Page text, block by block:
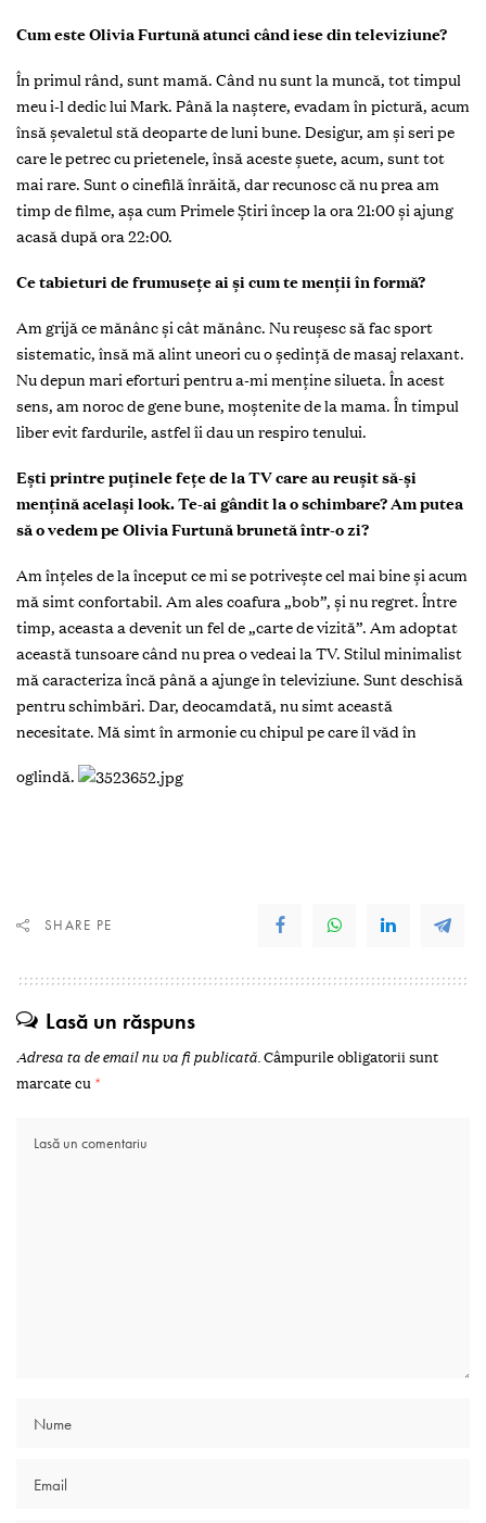
Cum este Olivia Furtună atunci când iese din televiziune?
În primul rând, sunt mamă. Când nu sunt la muncă, tot timpul
meu i-l dedic lui Mark. Până la naştere, evadam în pictură, acum
însă şevaletul stă deoparte de luni bune. Desigur, am şi seri pe
care le petrec cu prietenele, însă aceste șuete, acum, sunt tot
mai rare. Sunt o cinefilă înrăită, dar recunosc că nu prea am
timp de filme, aşa cum Primele Ştiri încep la ora 21:00 şi ajung
acasă după ora 22:00.
Ce tabieturi de frumuseţe ai şi cum te menţii în formă?
Am grijă ce mănânc şi cât mănânc. Nu reuşesc să fac sport
sistematic, însă mă alint uneori cu o şedinţă de masaj relaxant.
Nu depun mari eforturi pentru a-mi menţine silueta. În acest
sens, am noroc de gene bune, moştenite de la mama. În timpul
liber evit fardurile, astfel îi dau un respiro tenului.
Eşti printre puţinele feţe de la TV care au reuşit să-şi
menţină acelaşi look. Te-ai gândit la o schimbare? Am putea
să o vedem pe Olivia Furtună brunetă într-o zi?
Am înţeles de la început ce mi se potriveşte cel mai bine şi acum
mă simt confortabil. Am ales coafura „bob”, şi nu regret. Între
timp, aceasta a devenit un fel de „carte de vizită”. Am adoptat
această tunsoare când nu prea o vedeai la TV. Stilul minimalist
mă caracteriza încă până a ajunge în televiziune. Sunt deschisă
pentru schimbări. Dar, deocamdată, nu simt această
necesitate. Mă simt în armonie cu chipul pe care îl văd în
oglindă.
SHARE PE
Lasă un răspuns
Adresa ta de email nu va fi publicată.Câmpurile obligatorii sunt
marcate cu *